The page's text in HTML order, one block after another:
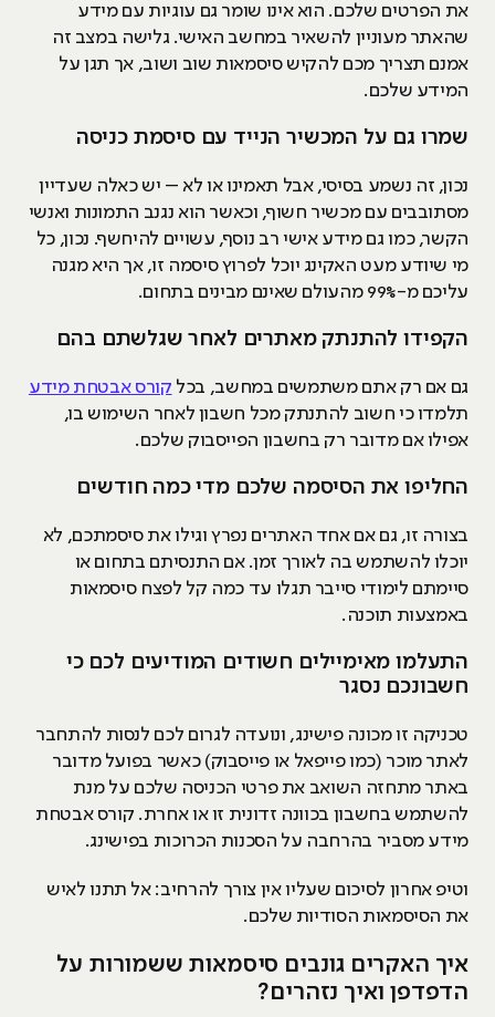
את הפרטים שלכם. הוא אינו שומר גם עוגיות עם מידע
שהאתר מעוניין להשאיר במחשב האישי. גלישה במצב זה
אמנם תצריך מכם להקיש סיסמאות שוב ושוב, אך תגן על
המידע שלכם.
שמרו גם על המכשיר הנייד עם סיסמת כניסה
נכון, זה נשמע בסיסי, אבל תאמינו או לא – יש כאלה שעדיין
מסתובבים עם מכשיר חשוף, וכאשר הוא נגנב התמונות ואנשי
הקשר, כמו גם מידע אישי רב נוסף, עשויים להיחשף. נכון, כל
מי שיודע מעט האקינג יוכל לפרוץ סיסמה זו, אך היא מגנה
עליכם מ-99% מהעולם שאינם מבינים בתחום.
הקפידו להתנתק מאתרים לאחר שגלשתם בהם
גם אם רק אתם משתמשים במחשב, בכל קורס אבטחת מידע
תלמדו כי חשוב להתנתק מכל חשבון לאחר השימוש בו,
אפילו אם מדובר רק בחשבון הפייסבוק שלכם.
החליפו את הסיסמה שלכם מדי כמה חודשים
בצורה זו, גם אם אחד האתרים נפרץ וגילו את סיסמתכם, לא
יוכלו להשתמש בה לאורך זמן. אם התנסיתם בתחום או
סיימתם לימודי סייבר תגלו עד כמה קל לפצח סיסמאות
באמצעות תוכנה.
התעלמו מאימיילים חשודים המודיעים לכם כי
חשבונכם נסגר
טכניקה זו מכונה פישינג, ונועדה לגרום לכם לנסות להתחבר
לאתר מוכר (כמו פייפאל או פייסבוק) כאשר בפועל מדובר
באתר מתחזה השואב את פרטי הכניסה שלכם על מנת
להשתמש בחשבון בכוונה זדונית זו או אחרת. קורס אבטחת
מידע מסביר בהרחבה על הסכנות הכרוכות בפישינג.
וטיפ אחרון לסיכום שעליו אין צורך להרחיב: אל תתנו לאיש
את הסיסמאות הסודיות שלכם.
איך האקרים גונבים סיסמאות ששמורות על
הדפדפן ואיך נזהרים?